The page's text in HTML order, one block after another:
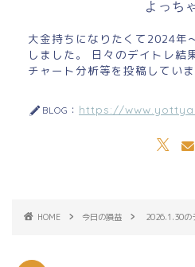
よっち
大金持ちになりたくて2024年
しました。 日々のデイトレ結
チャート分析等を投稿していま
BLOG： https://
HOME 今日の損益 2026.1.30の